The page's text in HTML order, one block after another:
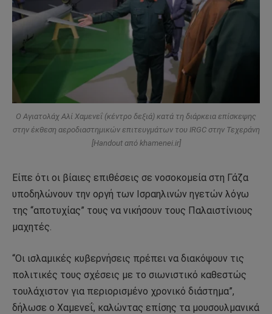
Ο Αγιατολάχ Αλί Χαμενεΐ (κέντρο δεξιά) κατά τη διάρκεια επίσκεψης
στην έκθεση αεροδιαστημικών επιτευγμάτων του IRGC στην Τεχεράνη
[Handout από khamenei.ir]
Είπε ότι οι βίαιες επιθέσεις σε νοσοκομεία στη Γάζα
υποδηλώνουν την οργή των Ισραηλινών ηγετών λόγω
της “αποτυχίας” τους να νικήσουν τους Παλαιστίνιους
μαχητές.
“Οι ισλαμικές κυβερνήσεις πρέπει να διακόψουν τις
πολιτικές τους σχέσεις με το σιωνιστικό καθεστώς
τουλάχιστον για περιορισμένο χρονικό διάστημα”,
δήλωσε ο Χαμενεΐ, καλώντας επίσης τα μουσουλμανικά